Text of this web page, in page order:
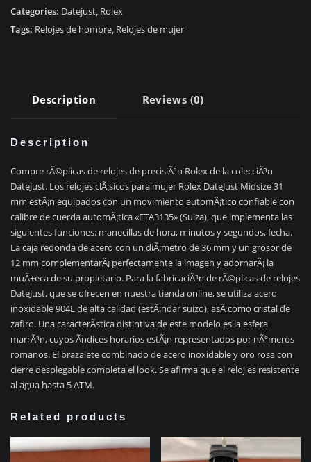
chodr6o
Categories: Datejust, Rolex
Tags: Relojes de hombre, Relojes de mujer
Description Reviews (0)
Description
Compre rÃ©plicas de relojes de precisiÃ³n Rolex de la colecciÃ³n
DateJust. Los relojes clÃ¡sicos para mujer Rolex DateJust Midsize 31
mm estÃ¡n equipados con un movimiento automÃ¡tico confiable con
calibre de cuerda automÃ¡tica «ETA3135» (Suiza), que implementa las
siguientes funciones: manecillas de hora, minutos y segundos, fecha.
La caja redonda de acero con un diÃ¡metro de 36 mm y un grosor de
12 mm complementarÃ¡ perfectamente la imagen y adornarÃ¡ la
muÃ±eca de su propietario. Para la fabricaciÃ³n de rÃ©plicas de relojes
DateJust, que se ofrecen en nuestra tienda online, se utiliza acero
inoxidable 904L de alta calidad (estÃ¡ndar suizo), asÃ­ como cristal de
zafiro. Una caracterÃ­stica distintiva de este modelo es la esfera
marrÃ³n, cuyos Ã­ndices horarios estÃ¡n representados por nÃºmeros
romanos. El brazalete combinado de acero inoxidable y oro rosa con
cierre desplegable completa el look. Se afirma que el reloj es resistente
al agua hasta 5 ATM.
Related products